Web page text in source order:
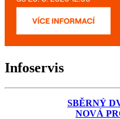
Infoservis
SBĚRNÝ
NOVÁ